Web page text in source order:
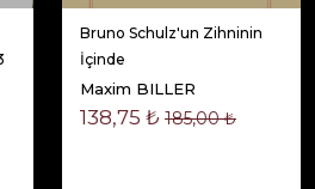
Bruno Schulz'un Zihninin
İçinde
Maxim BILLER
138,75 ₺ 185,00 ₺